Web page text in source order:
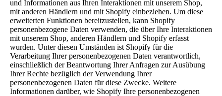
und Informationen aus Ihren Interaktionen mit unserem Shop,
mit anderen Händlern und mit Shopify einbeziehen. Um diese
erweiterten Funktionen bereitzustellen, kann Shopify
personenbezogene Daten verwenden, die über Ihre Interaktionen
mit unserem Shop, anderen Händlern und Shopify erfasst
wurden. Unter diesen Umständen ist Shopify für die
Verarbeitung Ihrer personenbezogenen Daten verantwortlich,
einschließlich der Beantwortung Ihrer Anfragen zur Ausübung
Ihrer Rechte bezüglich der Verwendung Ihrer
personenbezogenen Daten für diese Zwecke. Weitere
Informationen darüber, wie Shopify Ihre personenbezogenen